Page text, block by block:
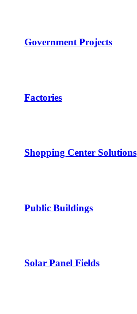
Government Projects
Factories
Shopping Center Solutions
Public Buildings
Solar Panel Fields